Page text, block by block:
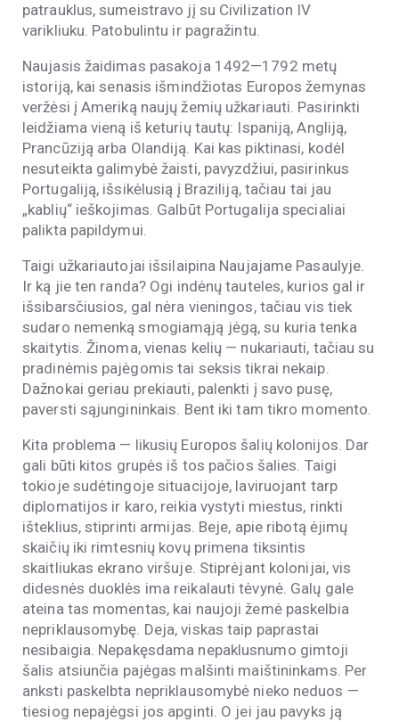
patrauklus, sumeistravo jį su Civilization IV
varikliuku. Patobulintu ir pagražintu.
Naujasis žaidimas pasakoja 1492—1792 metų
istoriją, kai senasis išmindžiotas Europos žemynas
veržėsi į Ameriką naujų žemių užkariauti. Pasirinkti
leidžiama vieną iš keturių tautų: Ispaniją, Angliją,
Prancūziją arba Olandiją. Kai kas piktinasi, kodėl
nesuteikta galimybė žaisti, pavyzdžiui, pasirinkus
Portugaliją, išsikėlusią į Braziliją, tačiau tai jau
„kablių“ ieškojimas. Galbūt Portugalija specialiai
palikta papildymui.
Taigi užkariautojai išsilaipina Naujajame Pasaulyje.
Ir ką jie ten randa? Ogi indėnų tauteles, kurios gal ir
išsibarsčiusios, gal nėra vieningos, tačiau vis tiek
sudaro nemenką smogiamąją jėgą, su kuria tenka
skaitytis. Žinoma, vienas kelių — nukariauti, tačiau su
pradinėmis pajėgomis tai seksis tikrai nekaip.
Dažnokai geriau prekiauti, palenkti į savo pusę,
paversti sąjungininkais. Bent iki tam tikro momento.
Kita problema — likusių Europos šalių kolonijos. Dar
gali būti kitos grupės iš tos pačios šalies. Taigi
tokioje sudėtingoje situacijoje, laviruojant tarp
diplomatijos ir karo, reikia vystyti miestus, rinkti
išteklius, stiprinti armijas. Beje, apie ribotą ėjimų
skaičių iki rimtesnių kovų primena tiksintis
skaitliukas ekrano viršuje. Stiprėjant kolonijai, vis
didesnės duoklės ima reikalauti tėvynė. Galų gale
ateina tas momentas, kai naujoji žemė paskelbia
nepriklausomybę. Deja, viskas taip paprastai
nesibaigia. Nepakęsdama nepaklusnumo gimtoji
šalis atsiunčia pajėgas malšinti maištininkams. Per
anksti paskelbta nepriklausomybė nieko neduos —
tiesiog nepajėgsi jos apginti. O jei jau pavyks ją